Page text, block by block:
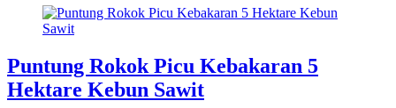
Puntung Rokok Picu Kebakaran 5
Hektare Kebun Sawit